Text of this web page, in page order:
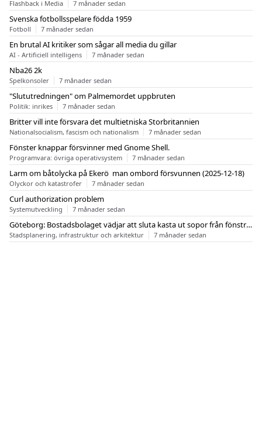
Flashback i Media 7 månader sedan
Svenska fotbollsspelare födda 1959
Fotboll 7 månader sedan
En brutal AI kritiker som sågar all media du gillar
AI - Artificiell intelligens 7 månader sedan
Nba26 2k
Spelkonsoler 7 månader sedan
"Slututredningen" om Palmemordet uppbruten
Politik: inrikes 7 månader sedan
Britter vill inte försvara det multietniska Storbritannien
Nationalsocialism, fascism och nationalism 7 månader sedan
Fönster knappar försvinner med Gnome Shell.
Programvara: övriga operativsystem 7 månader sedan
Larm om båtolycka på Ekerö  man ombord försvunnen (2025-12-18)
Olyckor och katastrofer 7 månader sedan
Curl authorization problem
Systemutveckling 7 månader sedan
Göteborg: Bostadsbolaget vädjar att sluta kasta ut sopor från fönstren
Stadsplanering, infrastruktur och arkitektur 7 månader sedan